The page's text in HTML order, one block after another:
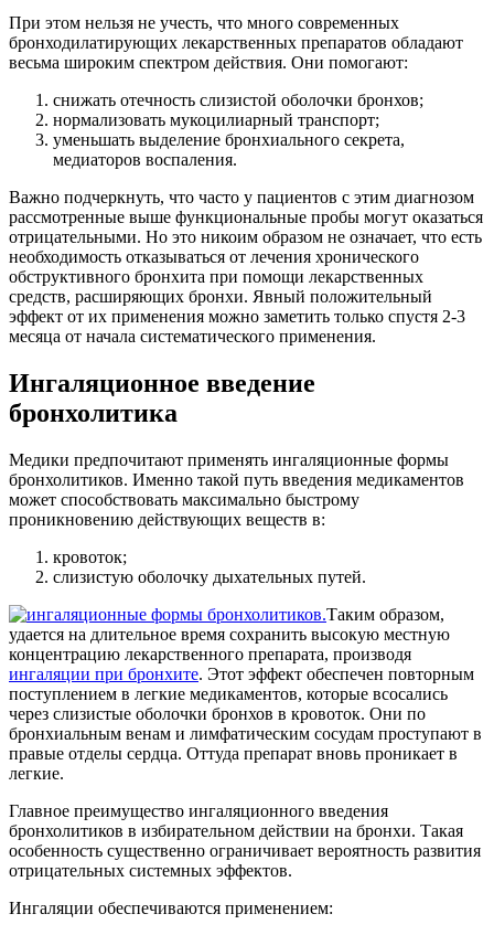
При этом нельзя не учесть, что много современных
бронходилатирующих лекарственных препаратов обладают
весьма широким спектром действия. Они помогают:
снижать отечность слизистой оболочки бронхов;
нормализовать мукоцилиарный транспорт;
уменьшать выделение бронхиального секрета,
медиаторов воспаления.
Важно подчеркнуть, что часто у пациентов с этим диагнозом
рассмотренные выше функциональные пробы могут оказаться
отрицательными. Но это никоим образом не означает, что есть
необходимость отказываться от лечения хронического
обструктивного бронхита при помощи лекарственных
средств, расширяющих бронхи. Явный положительный
эффект от их применения можно заметить только спустя 2-3
месяца от начала систематического применения.
Ингаляционное введение
бронхолитика
Медики предпочитают применять ингаляционные формы
бронхолитиков. Именно такой путь введения медикаментов
может способствовать максимально быстрому
проникновению действующих веществ в:
кровоток;
слизистую оболочку дыхательных путей.
Таким образом,
удается на длительное время сохранить высокую местную
концентрацию лекарственного препарата, производя
ингаляции при бронхите. Этот эффект обеспечен повторным
поступлением в легкие медикаментов, которые всосались
через слизистые оболочки бронхов в кровоток. Они по
бронхиальным венам и лимфатическим сосудам проступают в
правые отделы сердца. Оттуда препарат вновь проникает в
легкие.
Главное преимущество ингаляционного введения
бронхолитиков в избирательном действии на бронхи. Такая
особенность существенно ограничивает вероятность развития
отрицательных системных эффектов.
Ингаляции обеспечиваются применением: